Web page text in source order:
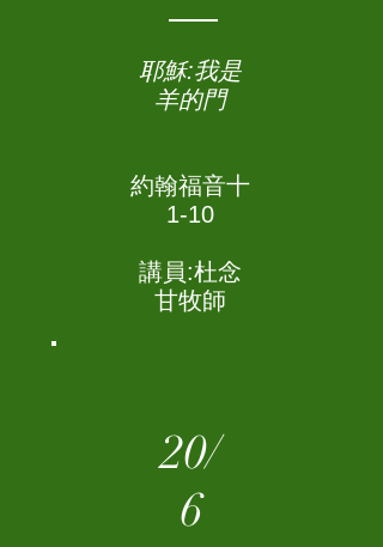
耶穌:我是
羊的門
約翰福音十
1-10
講員:杜念
甘牧師
20/
6